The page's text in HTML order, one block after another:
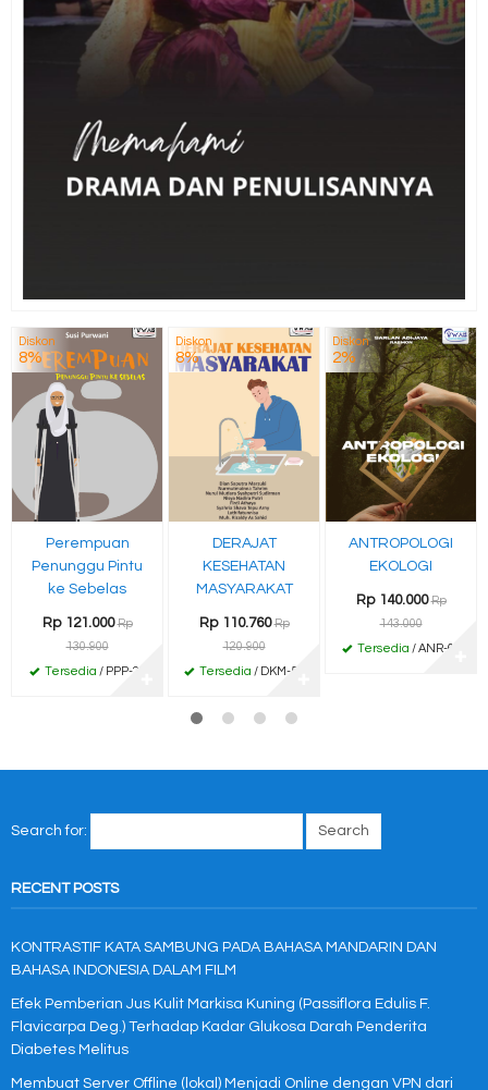
Diskon
8%
Perempuan
Penunggu Pintu
ke Sebelas
Rp 121.000 Rp
130.900
Tersedia / PPP-22
Diskon
8%
DERAJAT
KESEHATAN
MASYARAKAT
Rp 110.760 Rp
120.900
Tersedia / DKM-55
Diskon
2%
ANTROPOLOGI
EKOLOGI
Rp 140.000 Rp
143.000
Tersedia / ANR-66
Search for:
RECENT POSTS
KONTRASTIF KATA SAMBUNG PADA BAHASA MANDARIN DAN
BAHASA INDONESIA DALAM FILM
Efek Pemberian Jus Kulit Markisa Kuning (Passiflora Edulis F.
Flavicarpa Deg.) Terhadap Kadar Glukosa Darah Penderita
Diabetes Melitus
Membuat Server Offline (lokal) Menjadi Online dengan VPN dari